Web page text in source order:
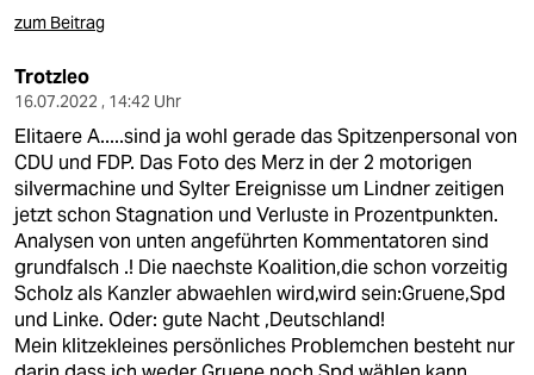
zum Beitrag
Trotzleo
16.07.2022 , 14:42 Uhr
Elitaere A.....sind ja wohl gerade das Spitzenpersonal von
CDU und FDP. Das Foto des Merz in der 2 motorigen
silvermachine und Sylter Ereignisse um Lindner zeitigen
jetzt schon Stagnation und Verluste in Prozentpunkten.
Analysen von unten angeführten Kommentatoren sind
grundfalsch .! Die naechste Koalition,die schon vorzeitig
Scholz als Kanzler abwaehlen wird,wird sein:Gruene,Spd
und Linke. Oder: gute Nacht ,Deutschland!
Mein klitzekleines persönliches Problemchen besteht nur